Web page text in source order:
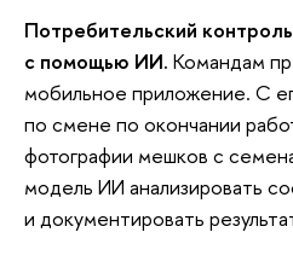
Потребительский
с помощью ИИ. Командам
мобильное приложение. С
по смене по окончании
фотографии мешков с
модель ИИ анализировать
и документировать